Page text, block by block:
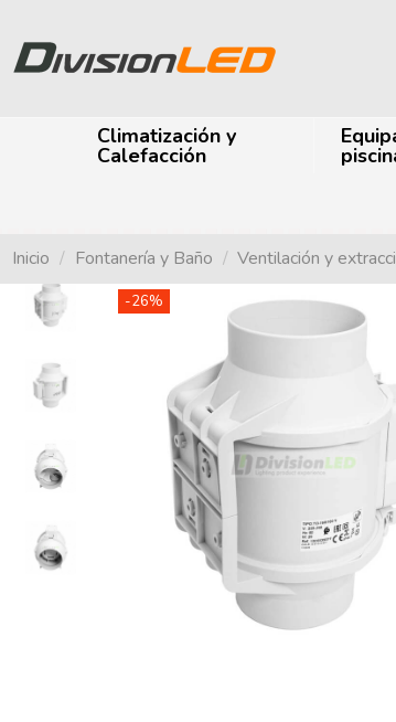
Climatización y
Calefacción
Inicio Fontanería y Baño Ventilación y
-26%